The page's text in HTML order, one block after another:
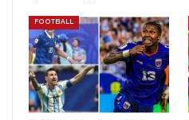
FOOTBALL